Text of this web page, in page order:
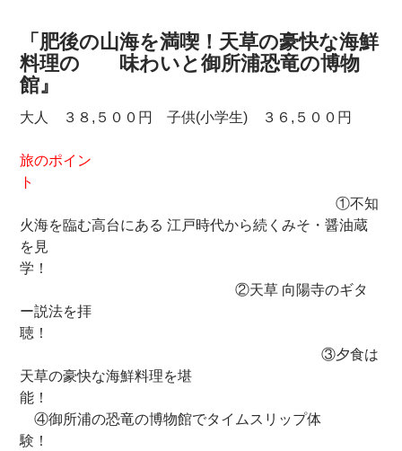
「肥後の山海を満喫！天草の豪快な海鮮
料理の 味わいと御所浦恐竜の博物
館』
大人 ３８,５００円 子供(小学生) ３６,５００円
旅のポイン
ト
①不知
火海を臨む高台にある 江戸時代から続くみそ・醤油蔵
を見
学！
②天草 向陽寺のギタ
ー説法を拝
聴！
③夕食は
天草の豪快な海鮮料理を堪
能！
④御所浦の恐竜の博物館でタイムスリップ体
験！